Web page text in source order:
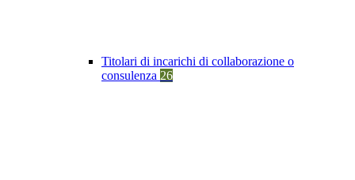
Titolari di incarichi di collaborazione o
consulenza 26